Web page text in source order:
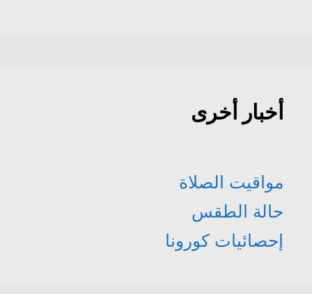
أخبار أخرى
مواقيت الصلاة
حالة الطقس
إحصائيات كورونا